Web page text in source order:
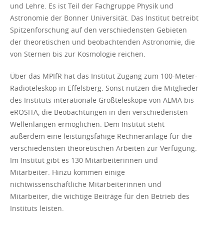
und Lehre. Es ist Teil der Fachgruppe Physik und
Astronomie der Bonner Universität. Das Institut betreibt
Spitzenforschung auf den verschiedensten Gebieten
der theoretischen und beobachtenden Astronomie, die
von Sternen bis zur Kosmologie reichen.
Über das MPIfR hat das Institut Zugang zum 100-Meter-
Radioteleskop in Effelsberg. Sonst nutzen die Mitglieder
des Instituts interationale Großteleskope von ALMA bis
eROSITA, die Beobachtungen in den verschiedensten
Wellenlängen ermöglichen. Dem Institut steht
außerdem eine leistungsfähige Rechneranlage für die
verschiedensten theoretischen Arbeiten zur Verfügung.
Im Institut gibt es 130 Mitarbeiterinnen und
Mitarbeiter. Hinzu kommen einige
nichtwissenschaftliche Mitarbeiterinnen und
Mitarbeiter, die wichtige Beiträge für den Betrieb des
Instituts leisten.